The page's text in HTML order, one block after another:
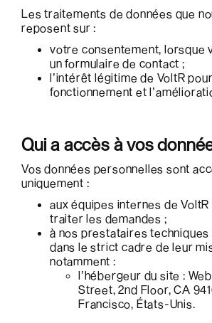
Les traitements de données que
reposent sur :
votre consentement, lorsque
un formulaire de contact ;
l’intérêt légitime de VoltR
fonctionnement et
Qui a accès à vos
Vos données personnelles sont
uniquement :
aux équipes internes de
traiter les demandes ;
à nos prestataires techniques
dans le strict cadre de leur
notamment :
l’hébergeur du site :
Street, 2nd Floor, CA
Francisco, États-Unis.